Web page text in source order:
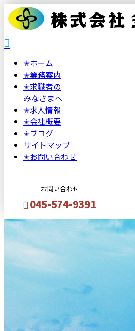
✭ホーム
✭業務案内
✭求職者の
みなさまへ
✭求人情報
✭会社概要
✭ブログ
サイトマップ
✭お問い合わせ
お問い合わせ
045-574-9391
メールフォーム